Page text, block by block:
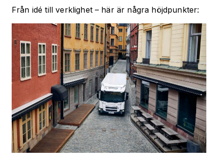
Från idé till verklighet – här är några höjdpunkter: